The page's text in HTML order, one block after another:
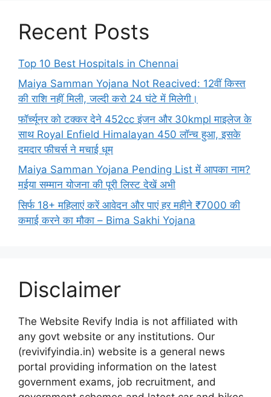
Recent Posts
Top 10 Best Hospitals in Chennai
Maiya Samman Yojana Not Reacived: 12वीं किस्त
की राशि नहीं मिली, जल्दी करो 24 घंटे में मिलेगी।
फॉर्च्यूनर को टक्कर देने 452cc इंजन और 30kmpl माइलेज के
साथ Royal Enfield Himalayan 450 लॉन्च हुआ, इसके
दमदार फीचर्स ने मचाई धूम
Maiya Samman Yojana Pending List में आपका नाम?
मईया सम्मान योजना की पूरी लिस्ट देखें अभी
सिर्फ 18+ महिलाएं करें आवेदन और पाएं हर महीने ₹7000 की
कमाई करने का मौका – Bima Sakhi Yojana
Disclaimer
The Website Revify India is not affiliated with
any govt website or any institutions. Our
(revivifyindia.in) website is a general news
portal providing information on the latest
government exams, job recruitment, and